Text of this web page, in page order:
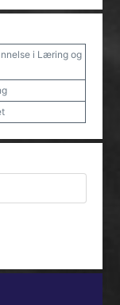
i Læring og